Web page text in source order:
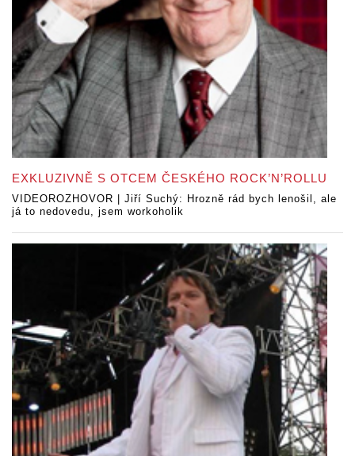
EXKLUZIVNĚ S OTCEM ČESKÉHO ROCK’N’ROLLU
VIDEOROZHOVOR | Jiří Suchý: Hrozně rád bych lenošil, ale
já to nedovedu, jsem workoholik